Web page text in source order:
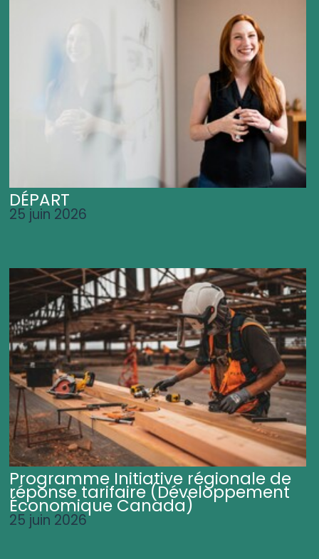
DÉPART
25 juin 2026
Programme Initiative régionale de
réponse tarifaire (Développement
Économique Canada)
25 juin 2026